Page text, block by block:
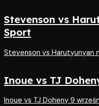
Stevenson vs
Sport
Stevenson vs Harutyunyan
Inoue vs TJ
Inoue vs TJ Doheny 9